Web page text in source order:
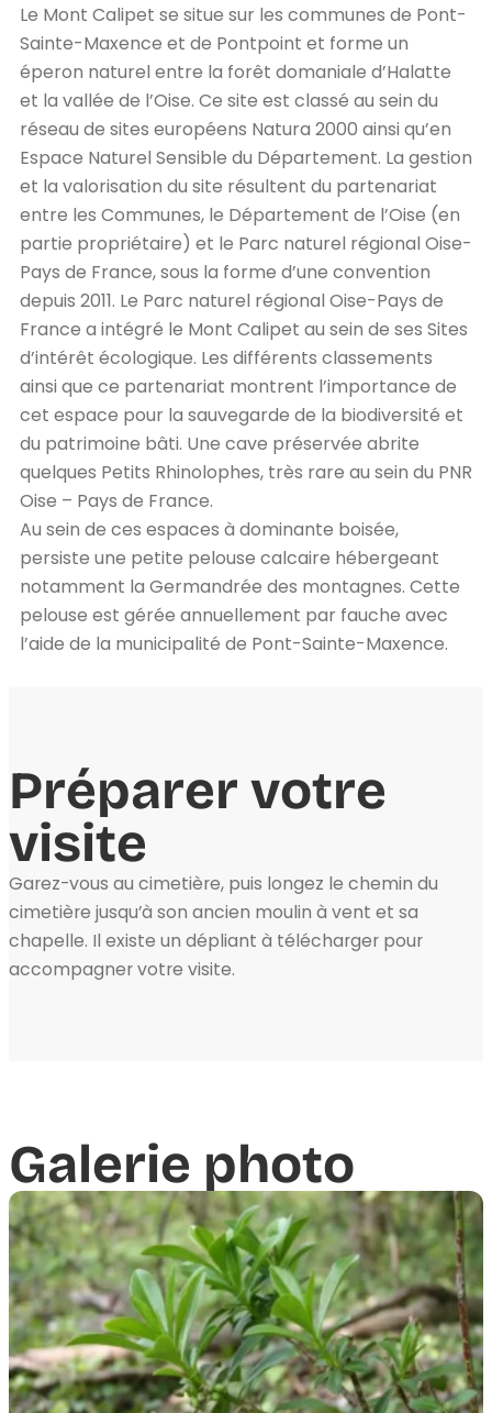
Le Mont Calipet se situe sur les communes de Pont-
Sainte-Maxence et de Pontpoint et forme un
éperon naturel entre la forêt domaniale d’Halatte
et la vallée de l’Oise. Ce site est classé au sein du
réseau de sites européens Natura 2000 ainsi qu’en
Espace Naturel Sensible du Département. La gestion
et la valorisation du site résultent du partenariat
entre les Communes, le Département de l’Oise (en
partie propriétaire) et le Parc naturel régional Oise-
Pays de France, sous la forme d’une convention
depuis 2011. Le Parc naturel régional Oise-Pays de
France a intégré le Mont Calipet au sein de ses Sites
d’intérêt écologique. Les différents classements
ainsi que ce partenariat montrent l’importance de
cet espace pour la sauvegarde de la biodiversité et
du patrimoine bâti. Une cave préservée abrite
quelques Petits Rhinolophes, très rare au sein du PNR
Oise – Pays de France.
Au sein de ces espaces à dominante boisée,
persiste une petite pelouse calcaire hébergeant
notamment la Germandrée des montagnes. Cette
pelouse est gérée annuellement par fauche avec
l’aide de la municipalité de Pont-Sainte-Maxence.
Préparer votre
visite
Garez-vous au cimetière, puis longez le chemin du
cimetière jusqu’à son ancien moulin à vent et sa
chapelle. Il existe un dépliant à télécharger pour
accompagner votre visite.
Galerie photo